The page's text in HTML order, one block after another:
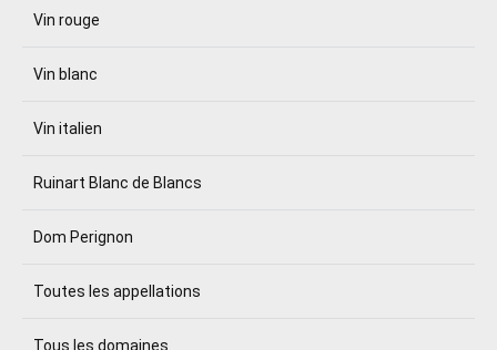
Vin rouge
Vin blanc
Vin italien
Ruinart Blanc de Blancs
Dom Perignon
Toutes les appellations
Tous les domaines